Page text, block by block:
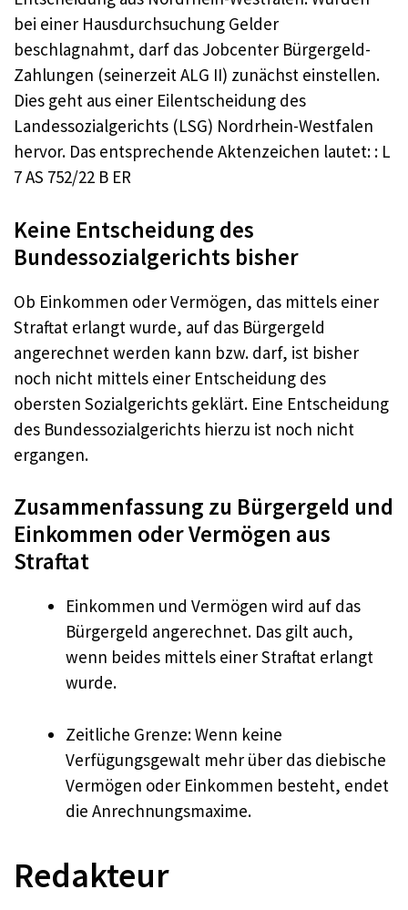
bei einer Hausdurchsuchung Gelder
beschlagnahmt, darf das Jobcenter Bürgergeld-
Zahlungen (seinerzeit ALG II) zunächst einstellen.
Dies geht aus einer Eilentscheidung des
Landessozialgerichts (LSG) Nordrhein-Westfalen
hervor. Das entsprechende Aktenzeichen lautet: : L
7 AS 752/22 B ER
Keine Entscheidung des
Bundessozialgerichts bisher
Ob Einkommen oder Vermögen, das mittels einer
Straftat erlangt wurde, auf das Bürgergeld
angerechnet werden kann bzw. darf, ist bisher
noch nicht mittels einer Entscheidung des
obersten Sozialgerichts geklärt. Eine Entscheidung
des Bundessozialgerichts hierzu ist noch nicht
ergangen.
Zusammenfassung zu Bürgergeld und
Einkommen oder Vermögen aus
Straftat
Einkommen und Vermögen wird auf das
Bürgergeld angerechnet. Das gilt auch,
wenn beides mittels einer Straftat erlangt
wurde.
Zeitliche Grenze: Wenn keine
Verfügungsgewalt mehr über das diebische
Vermögen oder Einkommen besteht, endet
die Anrechnungsmaxime.
Redakteur